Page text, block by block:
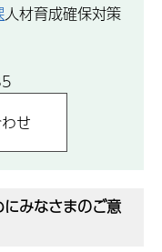
人材育成確保対策
みなさまのご意